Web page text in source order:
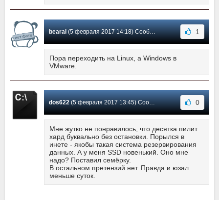
bearal (5 февраля 2017 14:18) Сообщение #4 1
Пора переходить на Linux, а Windows в
VMware.
dos622(5 февраля 2017 13:45) Сообщение #3 0
Мне жутко не понравилось, что десятка пилит
хард буквально без остановки. Порылся в
инете - якобы такая система резервирования
данных. А у меня SSD новенький. Оно мне
надо? Поставил семёрку.
В остальном претензий нет. Правда и юзал
меньше суток.